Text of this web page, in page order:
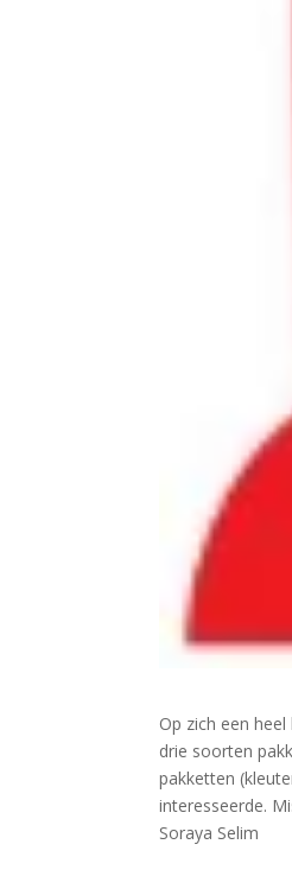
Op zich een
drie soorten
pakketten
interesseerde.
Soraya Selim